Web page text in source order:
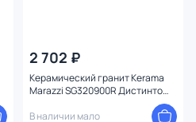
2 702 ₽
Керамический гранит Kerama
Marazzi SG320900R Дистинто
В наличии мало